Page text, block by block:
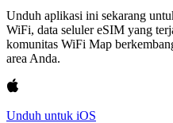
Unduh aplikasi ini sekarang
WiFi, data seluler eSIM yang
komunitas WiFi Map
area Anda.
Unduh untuk iOS